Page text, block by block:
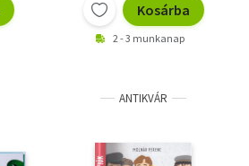
Kosárba
2 - 3 munkanap
ANTIKVÁR